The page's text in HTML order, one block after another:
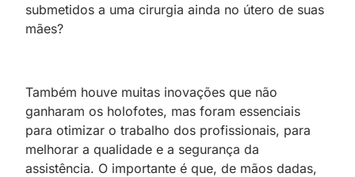
submetidos a uma cirurgia ainda no útero de suas
mães?
Também houve muitas inovações que não
ganharam os holofotes, mas foram essenciais
para otimizar o trabalho dos profissionais, para
melhorar a qualidade e a segurança da
assistência. O importante é que, de mãos dadas,